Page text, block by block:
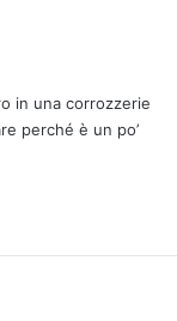
in una corrozzerie
perché è un po’